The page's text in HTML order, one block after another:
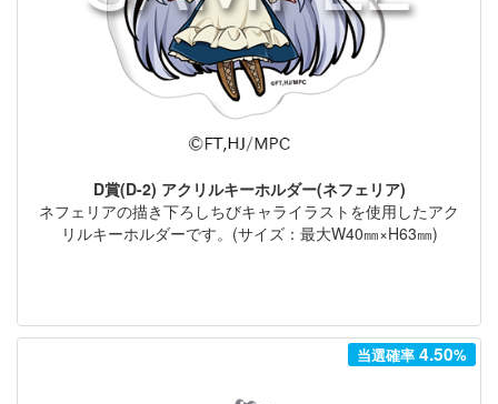
D賞(D-2) アクリルキーホルダー(ネフェリア)
ネフェリアの描き下ろしちびキャライラストを使用したアク
リルキーホルダーです。(サイズ：最大W40㎜×H63㎜)
当選確率4.50%